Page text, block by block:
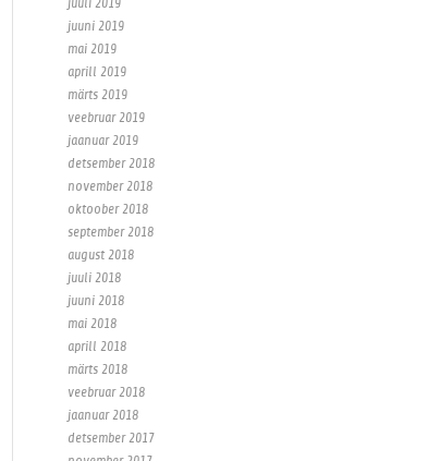
juuni 2019
mai 2019
aprill 2019
märts 2019
veebruar 2019
jaanuar 2019
detsember 2018
november 2018
oktoober 2018
september 2018
august 2018
juuli 2018
juuni 2018
mai 2018
aprill 2018
märts 2018
veebruar 2018
jaanuar 2018
detsember 2017